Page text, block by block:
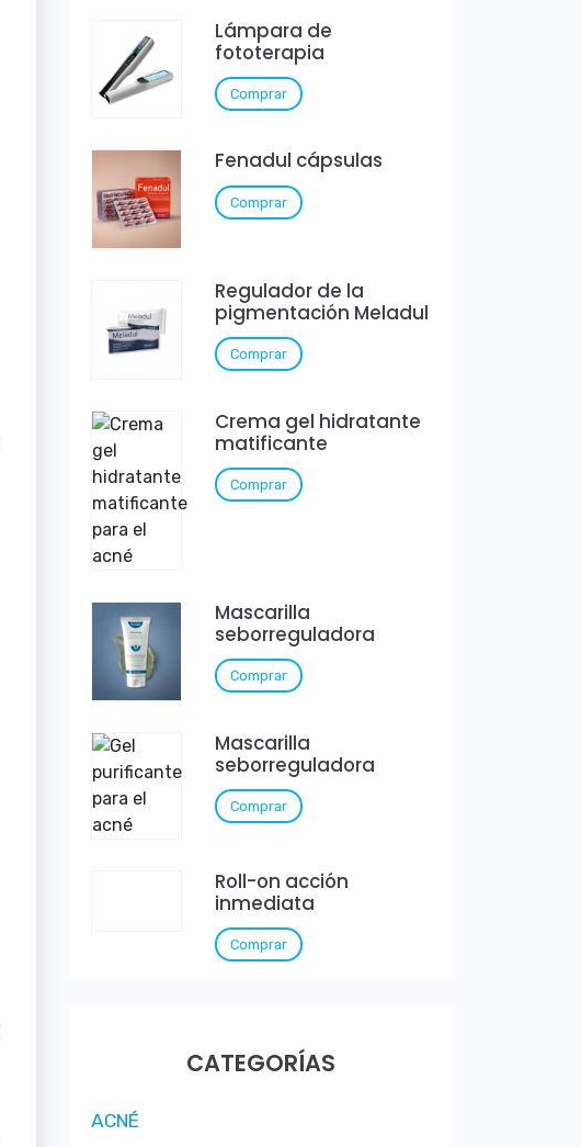
Lámpara de
fototerapia
Comprar
Fenadul cápsulas
Comprar
Regulador de la
pigmentación Meladul
Comprar
Crema gel hidratante
matificante
Comprar
Mascarilla
seborreguladora
Comprar
Mascarilla
seborreguladora
Comprar
Roll-on acción
inmediata
Comprar